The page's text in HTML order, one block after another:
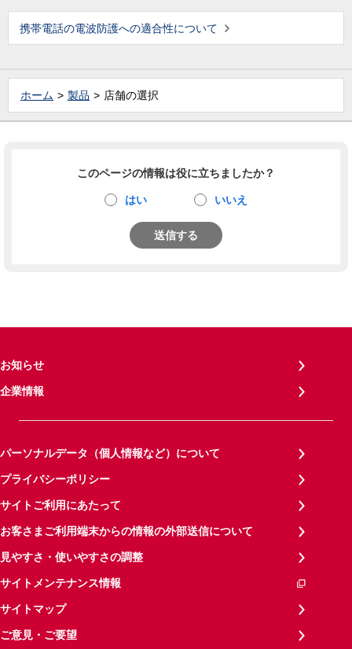
携帯電話の電波防護への適合性について
ホーム 製品 店舗の選択
このページの情報は役に立ちましたか？
はい いいえ
送信する
お知らせ
企業情報
パーソナルデータ（個人情報など）について
プライバシーポリシー
サイトご利用にあたって
お客さまご利用端末からの情報の外部送信について
見やすさ・使いやすさの調整
サイトメンテナンス情報
サイトマップ
ご意見・ご要望